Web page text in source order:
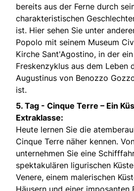
bereits aus der Ferne durch
charakteristischen
ist. Hier sehen Sie unter
Popolo mit seinem Museum
Kirche Sant'Agostino, in der
Freskenzyklus aus dem Leben
Augustinus von Benozzo
ist.
5. Tag - Cinque Terre – Ein
Extraklasse:
Heute lernen Sie die
Cinque Terre näher kennen.
unternehmen Sie eine
spektakulären ligurischen
Venere, einem malerischen
Häusern und einer imposanten